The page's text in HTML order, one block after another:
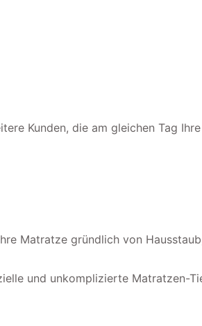
Kunden, die am gleichen Tag
Matratze gründlich von
und unkomplizierte Matratzen-